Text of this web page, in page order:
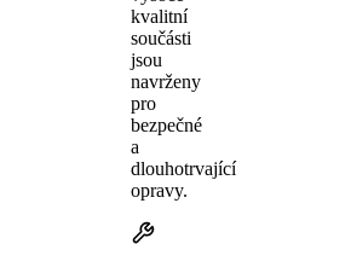
kvalitní
součásti
jsou
navrženy
pro
bezpečné
a
dlouhotrvající
opravy.